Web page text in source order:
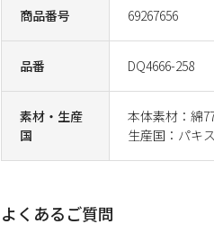
商品番号 69267656
品番 DQ4666-258
素材・生産
国
本体素材：綿
生産国：パキ
よくあるご質問